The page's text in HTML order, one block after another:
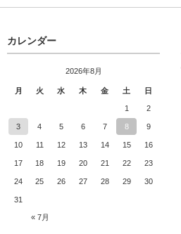
カレンダー
2026年8月
月 火 水 木 金 土 日
« 7月
1 2
3 4 5 6 7 8 9
10 11 12 13 14 15 16
17 18 19 20 21 22 23
24 25 26 27 28 29 30
31